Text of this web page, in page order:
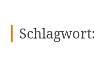
Schlagwort: